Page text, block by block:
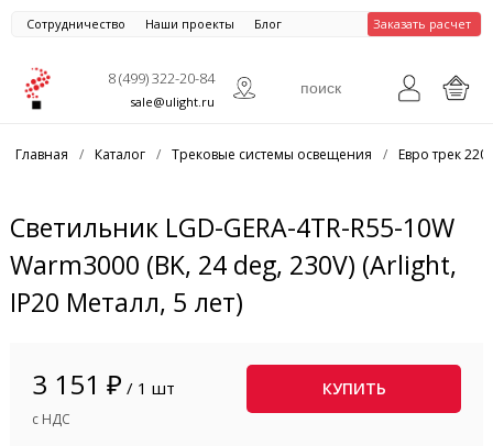
Сотрудничество Наши проекты Блог Заказать расчет
8 (499) 322-20-84
sale@ulight.ru
Главная / Каталог / Трековые системы освещения / Евро трек
Светильник LGD-GERA-4TR-R55-10W
Warm3000 (BK, 24 deg, 230V) (Arlight,
IP20 Металл, 5 лет)
3 151 ₽ / 1 шт
с НДС
КУПИТЬ